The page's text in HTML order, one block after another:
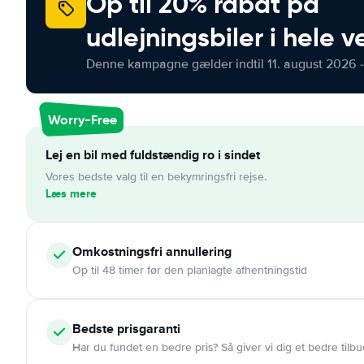
udlejningsbiler i hele
Denne kampagne gælder indtil 11. august 2026
Worry-Free
Lej en bil med fuldstændig ro i sindet
Vores bedste valg til en bekymringsfri rejse.
Læs mere
Omkostningsfri annullering
Op til 48 timer før den planlagte afhentningstid
Bedste prisgaranti
Har du fundet en bedre pris? Så giver vi dig et bedre